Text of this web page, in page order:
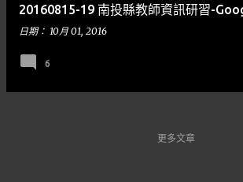
20160815-19 南投縣教師資訊研習-
日期： 10月 01, 2016
6
更多文章